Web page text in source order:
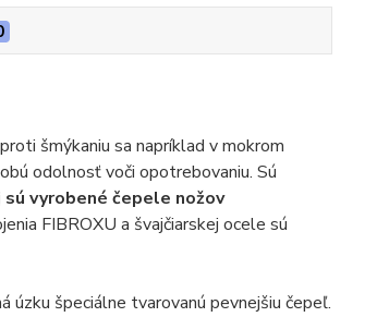
šmýkaniu sa napríklad v mokrom
odolnosť voči opotrebovaniu. Sú
vyrobené čepele nožov
FIBROXU a švajčiarskej ocele sú
úzku špeciálne tvarovanú pevnejšiu čepeľ.